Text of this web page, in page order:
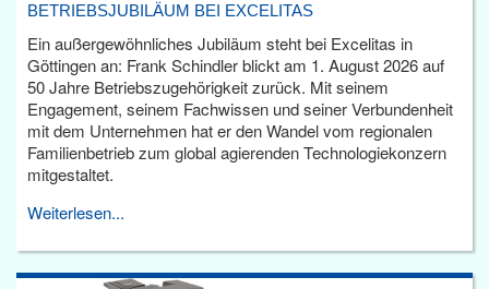
BETRIEBSJUBILÄUM BEI EXCELITAS
Ein außergewöhnliches Jubiläum steht bei Excelitas in
Göttingen an: Frank Schindler blickt am 1. August 2026 auf
50 Jahre Betriebszugehörigkeit zurück. Mit seinem
Engagement, seinem Fachwissen und seiner Verbundenheit
mit dem Unternehmen hat er den Wandel vom regionalen
Familienbetrieb zum global agierenden Technologiekonzern
mitgestaltet.
Weiterlesen...